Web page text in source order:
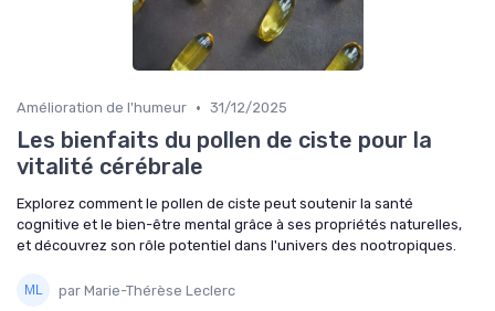
Amélioration de l'humeur • 31/12/2025
Les bienfaits du pollen de ciste pour la
vitalité cérébrale
Explorez comment le pollen de ciste peut soutenir la santé
cognitive et le bien-être mental grâce à ses propriétés naturelles,
et découvrez son rôle potentiel dans l'univers des nootropiques.
par Marie-Thérèse Leclerc